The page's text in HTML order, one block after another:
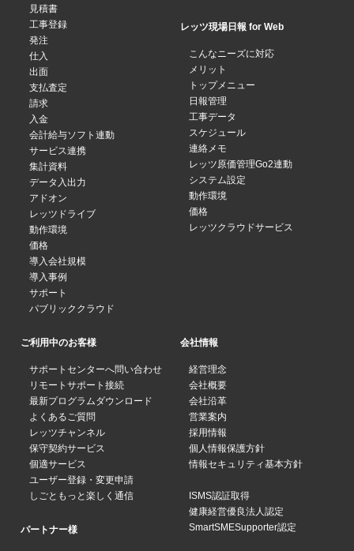
見積書
工事登録
発注
仕入
出面
支払査定
請求
入金
会計給与ソフト連動
サービス連携
集計資料
データ入出力
アドオン
レッツドライブ
動作環境
価格
導入会社規模
導入事例
サポート
パブリッククラウド
レッツ現場日報 for Web
こんなニーズに対応
メリット
トップメニュー
日報管理
工事データ
スケジュール
連絡メモ
レッツ原価管理Go2連動
システム設定
動作環境
価格
レッツクラウドサービス
ご利用中のお客様
サポートセンターへ問い合わせ
リモートサポート接続
最新プログラムダウンロード
よくあるご質問
レッツチャンネル
保守契約サービス
個適サービス
ユーザー登録・変更申請
しごともっと楽しく通信
パートナー様
会社情報
経営理念
会社概要
会社沿革
営業案内
採用情報
個人情報保護方針
情報セキュリティ基本方針
ISMS認証取得
健康経営優良法人認定
SmartSMESupporter認定